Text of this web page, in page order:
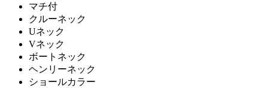
マチ付
クルーネック
Uネック
Vネック
ボートネック
ヘンリーネック
ショールカラー